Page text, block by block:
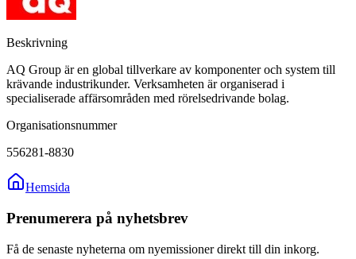
Beskrivning
AQ Group är en global tillverkare av komponenter och system till
krävande industrikunder. Verksamheten är organiserad i
specialiserade affärsområden med rörelsedrivande bolag.
Organisationsnummer
556281-8830
Hemsida
Prenumerera på nyhetsbrev
Få de senaste nyheterna om nyemissioner direkt till din inkorg.